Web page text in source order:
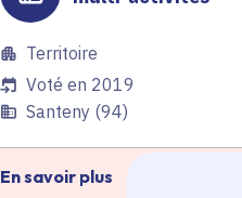
Territoire
Voté en 2019
Santeny (94)
En savoir plus